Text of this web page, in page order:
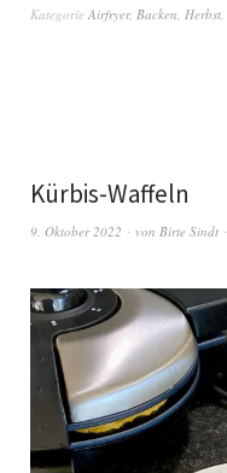
Kategorie Airfryer, Backen, Herbst,
Kürbis-Waffeln
9. Oktober 2022 von Birte Sindt